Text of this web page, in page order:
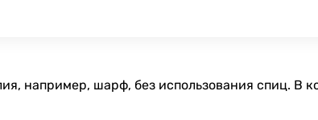
например, шарф, без использования спиц. В